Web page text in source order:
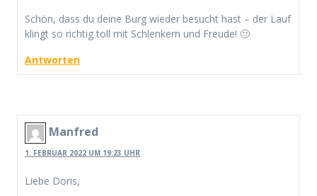
Schön, dass du deine Burg wieder besucht hast – der Lauf
klingt so richtig toll mit Schlenkern und Freude! 🙂
Antworten
Manfred
1. FEBRUAR 2022 UM 19:23 UHR
Liebe Doris,